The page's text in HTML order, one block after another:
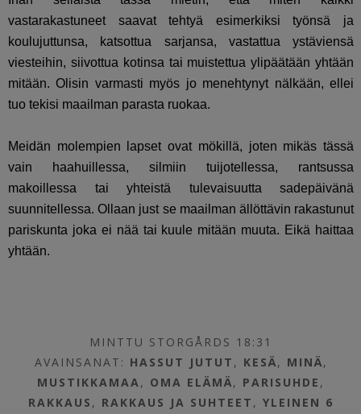
vastarakastuneet saavat tehtyä esimerkiksi työnsä ja
koulujuttunsa, katsottua sarjansa, vastattua ystäviensä
viesteihin, siivottua kotinsa tai muistettua ylipäätään yhtään
mitään. Olisin varmasti myös jo menehtynyt nälkään, ellei
tuo tekisi maailman parasta ruokaa.
Meidän molempien lapset ovat mökillä, joten mikäs tässä
vain haahuillessa, silmiin tuijotellessa, rantsussa
makoillessa tai yhteistä tulevaisuutta sadepäivänä
suunnitellessa. Ollaan just se maailman ällöttävin rakastunut
pariskunta joka ei nää tai kuule mitään muuta. Eikä haittaa
yhtään.
MINTTU STORGÅRDS 18:31
AVAINSANAT: HASSUT JUTUT , KESÄ, MINÄ,
MUSTIKKAMAA, OMA ELÄMÄ, PARISUHDE ,
RAKKAUS , RAKKAUS JA SUHTEET ,YLEINEN 6